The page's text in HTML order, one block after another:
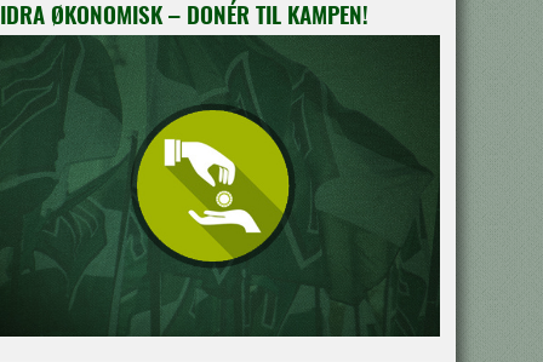
ØKONOMISK – DONÉR TIL KAMPEN!